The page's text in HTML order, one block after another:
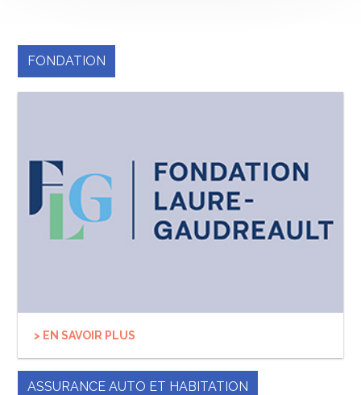
FONDATION
> EN SAVOIR PLUS
ASSURANCE AUTO ET HABITATION